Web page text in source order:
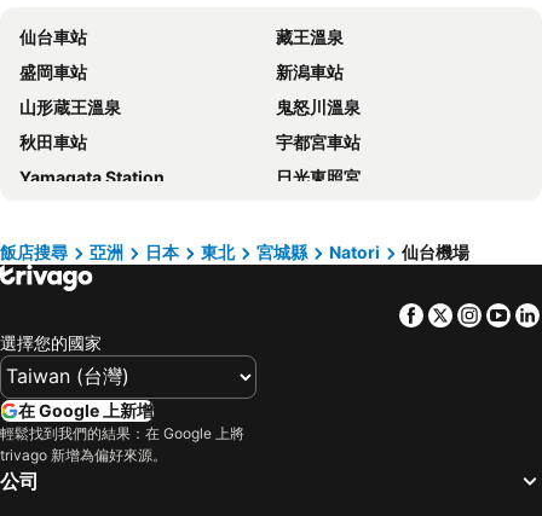
Sendai Washington Hotel
APA Hotel TKP Sendai Eki Kita
Hotel Grand Bach Sendai
HOTEL LiVEMAX Sendai Kokubuncho
Onyado Nono Sendai Hot Spring
Dormy Inn Sendai Annex
Hotel Monterey Sendai
Hotel Crown Hills Sendai Aobadori
Richmond Hotel Sendai
Comfort Hotel Sendai West
Daiwa Roynet Hotel Sendai Ichibancho PREMIER
Henn na Hotel Premier Sendai Kokubuncho
Hotel Grand Terrace Sendai Kokubuncho
HOTEL LiVEMAX Sendai Hirosedori
Dormy Inn Sendai Honkan
KOKO HOTEL Sendai Kotodai Park
Hotel Green Well
Dormy Inn Express Sendai Seaside
Hotel Johzenji
仙台車站
藏王溫泉
盛岡車站
新潟車站
山形蔵王溫泉
鬼怒川溫泉
秋田車站
宇都宮車站
Yamagata Station
日光東照宮
乳頭溫泉郷 鶴之湯溫泉
乳頭溫泉郷 蟹場溫泉
山形機場
Ginzan Hot Spring
新潟機場
乳頭溫泉郷 休暇村
花巻溫泉
Fukushima Station
Urabandai Nekoma Ski Place
飯店搜尋 亞洲 日本 東北 宮城縣 Natori 仙台機場
Facebook
Twitter
選擇您的國家
在 Google 上新增
輕鬆找到我們的結果：在 Google 上將
trivago 新增為偏好來源。
公司